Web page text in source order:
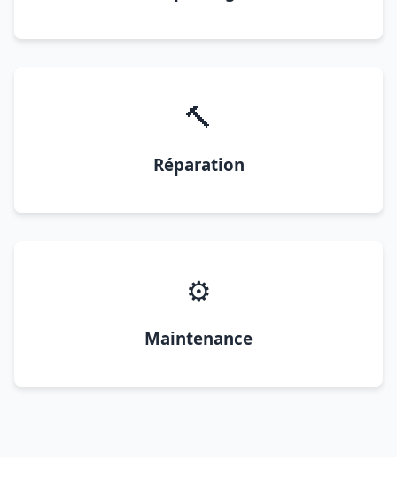
🔨
Réparation
⚙️
Maintenance